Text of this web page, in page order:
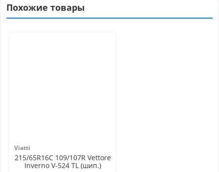
Похожие товары
Viatti
215/65R16C 109/107R Vettore
Inverno V-524 TL (шип.)